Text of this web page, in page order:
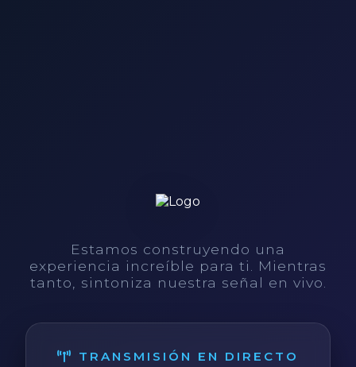
Estamos construyendo una
experiencia increíble para ti. Mientras
tanto, sintoniza nuestra señal en vivo.
TRANSMISIÓN EN DIRECTO